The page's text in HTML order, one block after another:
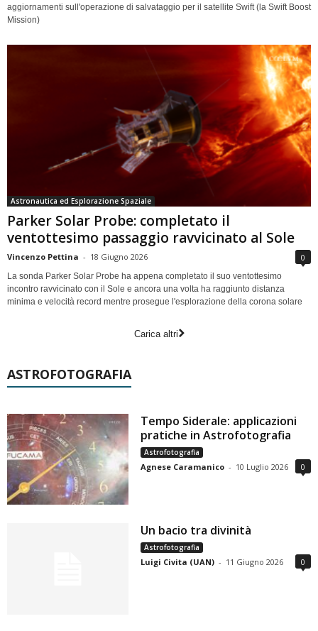
aggiornamenti sull'operazione di salvataggio per il satellite Swift (la Swift Boost
Mission)
Astronautica ed Esplorazione Spaziale
Parker Solar Probe: completato il
ventottesimo passaggio ravvicinato al Sole
Vincenzo Pettina - 18 Giugno 2026 0
La sonda Parker Solar Probe ha appena completato il suo ventottesimo
incontro ravvicinato con il Sole e ancora una volta ha raggiunto distanza
minima e velocità record mentre prosegue l'esplorazione della corona solare
Carica altri
ASTROFOTOGRAFIA
Tempo Siderale: applicazioni
pratiche in Astrofotografia
Astrofotografia
Agnese Caramanico - 10 Luglio 2026 0
Un bacio tra divinità
Astrofotografia
Luigi Civita (UAN) - 11 Giugno 2026 0